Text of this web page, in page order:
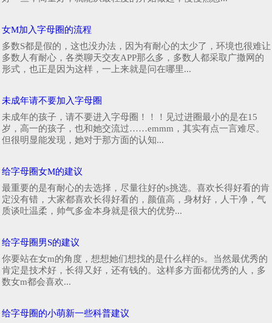
女M加入字母圈的流程
多数S都是假的，这也没办法，因为有耐心的太少了，环境也很难让
多数人有耐心，各类聊天交友APP那么多，多数人都采取广撒网的
形式，也正是因为这样，一上来就是问在哪里...
未成年请不要加入字母圈
未成年的孩子，请不要进入字母圈！！！见过进圈最小的是在15
岁，高一的孩子，也和她交流过……emmm，其实有点一言难尽。
但很明显能发现，她对于那方面的认知...
给字母圈女M的建议
最重要的是有耐心的去选择，尽量往好的s挑选。喜欢长得好看的肯
定没有错，大家都喜欢长得好看的，颜值高，身材好，人干净，气
质谈吐温柔，帅气多金本身就是很大的优势...
给字母圈男S的建议
你要站在女m的角度，想想她们想找的是什么样的s。当然最优秀的
肯定是技术好，长得又好，还有钱的。这样多方面都优秀的人，多
数女m都会喜欢...
给字母圈的小萌新一些科普建议